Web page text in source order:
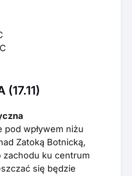
(17.11)
pod wpływem niżu
Zatoką Botnicką,
zachodu ku centrum
się będzie